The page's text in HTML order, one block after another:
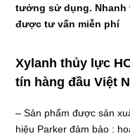
tưởng sử dụng. Nhanh
được tư vấn miễn phí
Xylanh thủy lực
tín hàng đầu Việt
– Sản phẩm được sản
hiệu Parker đảm bảo :